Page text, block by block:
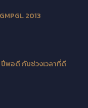
2013
พอดี กับช่วงเวลาที่ดี